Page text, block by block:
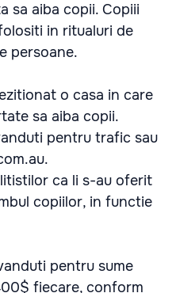
sa aiba copii. Copiii
in ritualuri de
persoane.
o casa in care
sa aiba copii.
pentru trafic sau
ca li s-au oferit
copiilor, in functie
pentru sume
fiecare, conform